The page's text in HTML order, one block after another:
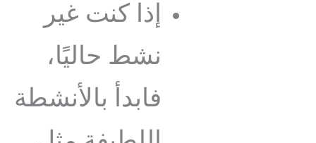
إذا كنت غير
نشط حاليًا،
فابدأ بالأنشطة